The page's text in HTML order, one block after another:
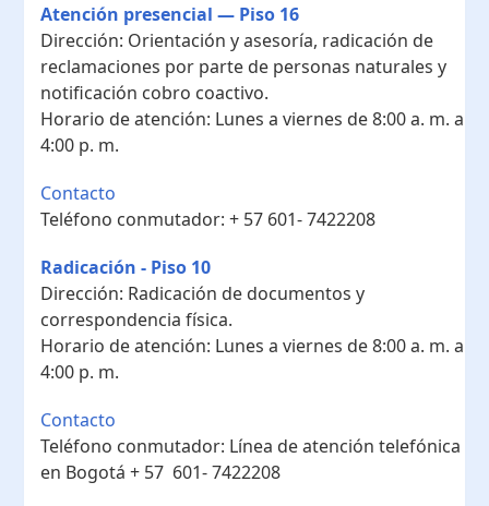
Atención presencial — Piso 16
Dirección: Orientación y asesoría, radicación de
reclamaciones por parte de personas naturales y
notificación cobro coactivo.
Horario de atención: Lunes a viernes de 8:00 a. m. a
4:00 p. m.
Contacto
Teléfono conmutador: + 57 601- 7422208
Radicación - Piso 10
Dirección: Radicación de documentos y
correspondencia física.
Horario de atención: Lunes a viernes de 8:00 a. m. a
4:00 p. m.
Contacto
Teléfono conmutador: Línea de atención telefónica
en Bogotá ​+ 57 601- 7422208